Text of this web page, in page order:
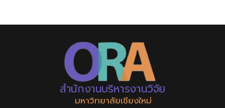
สำนักงานบริหารงานวิจัย
มหาวิทยาลัยเชียงใหม่